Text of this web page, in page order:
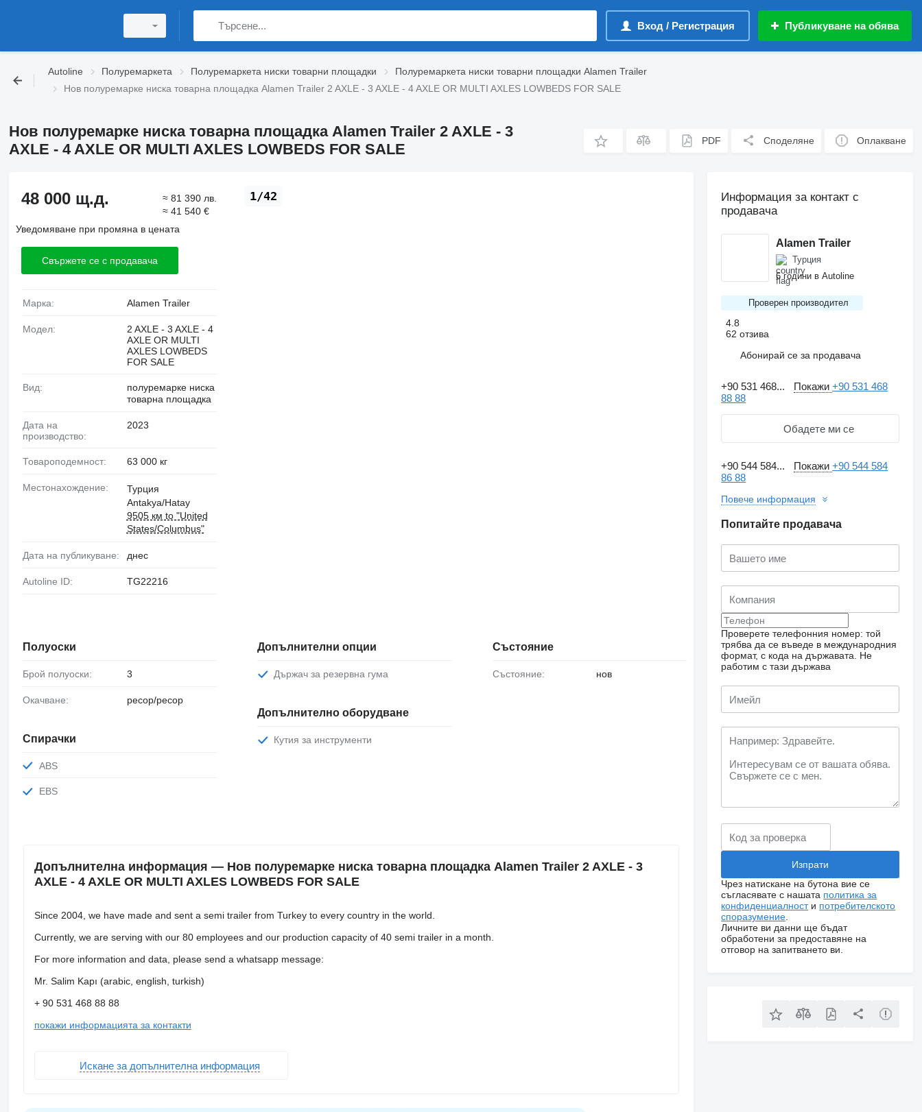
Вход / Регистрация Публикуване на обява
Autoline Полуремаркета Полуремаркета ниски товарни площадки
Полуремаркета ниски товарни площадки Alamen Trailer
Нов полуремарке ниска товарна площадка Alamen Trailer 2 AXLE - 3 AXLE - 4 AXLE OR MULTI AXLES LOWBEDS FOR SALE
Нов полуремарке ниска товарна площадка Alamen Trailer 2 AXLE - 3
AXLE - 4 AXLE OR MULTI AXLES LOWBEDS FOR SALE
PDF Споделяне Оплакване
1/42
48 000 щ.д.
≈ 81 390 лв.
≈ 41 540 €
Уведомяване при промяна в цената
Свържете се с продавача
Марка: Alamen Trailer
Модел:
2 AXLE - 3 AXLE - 4
AXLE OR MULTI
AXLES LOWBEDS
FOR SALE
Вид:
полуремарке ниска
товарна площадка
Дата на
производство:
2023
Товароподемност: 63 000 кг
Местонахождение:
Турция
Antakya/Hatay
9505 км to "United
States/Columbus"
Дата на публикуване: днес
Autoline ID: TG22216
Полуоски
Брой полуоски: 3
Окачване: ресор/ресор
Спирачки
ABS
EBS
Допълнителни опции
Държач за резервна гума
Допълнително оборудване
Кутия за инструменти
Състояние
Състояние: нов
Допълнителна информация — Нов полуремарке ниска товарна площадка Alamen Trailer 2 AXLE - 3
AXLE - 4 AXLE OR MULTI AXLES LOWBEDS FOR SALE
Since 2004, we have made and sent a semi trailer from Turkey to every country in the world.
Currently, we are serving with our 80 employees and our production capacity of 40 semi trailer in a month.
For more information and data, please send a whatsapp message:
Mr. Salim Kapı (arabic, english, turkish)
+ 90 531 468 88 88
покажи информацията за контакти
Искане за допълнителна информация
Информация за контакт с
продавача
Alamen Trailer
Турция
6 години в Autoline
Проверен производител
4.8
62 отзива
Абонирай се за продавача
+90 531 468... Покажи+90 531 468
88 88
Обадете ми се
+90 544 584... Покажи+90 544 584
86 88
Повече информация
Попитайте продавача
Проверете телефонния номер: той
трябва да се въведе в международния
формат, с кода на държавата.
Не
работим с тази държава
Чрез натискане на бутона вие се
съгласявате с нашата политика за
конфиденциалности потребителското
споразумение
Личните ви данни ще бъдат
обработени за предоставяне на
отговор на запитването ви.